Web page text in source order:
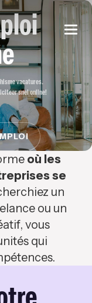
vacatures.
snel online!
où les
se
un
ou un
vous
qui